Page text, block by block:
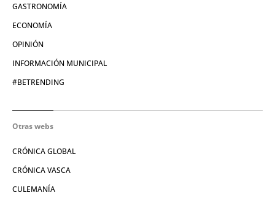
GASTRONOMÍA
ECONOMÍA
OPINIÓN
INFORMACIÓN MUNICIPAL
#BETRENDING
Otras webs
CRÓNICA GLOBAL
CRÓNICA VASCA
CULEMANÍA